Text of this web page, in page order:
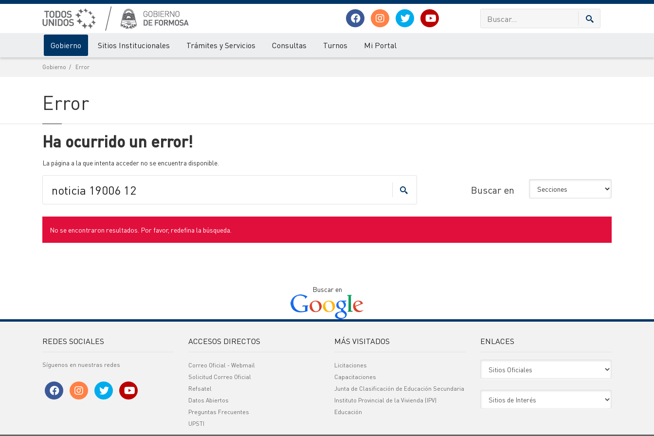
Gobierno Sitios Institucionales Trámites y Servicios Consultas Turnos Mi Portal
Gobierno Error
Error
Ha ocurrido un error!
La página a la que intenta acceder no se encuentra disponible.
Buscar en
No se encontraron resultados. Por favor, redefina la búsqueda.
Buscar en
REDES SOCIALES
Síguenos en nuestras redes
ACCESOS DIRECTOS
Correo Oficial - Webmail
Solicitud Correo Oficial
Refsatel
Datos Abiertos
Preguntas Frecuentes
UPSTI
MÁS VISITADOS
Licitaciones
Capacitaciones
Junta de Clasificación de Educación Secundaria
Instituto Provincial de la Vivienda (IPV)
Educación
ENLACES